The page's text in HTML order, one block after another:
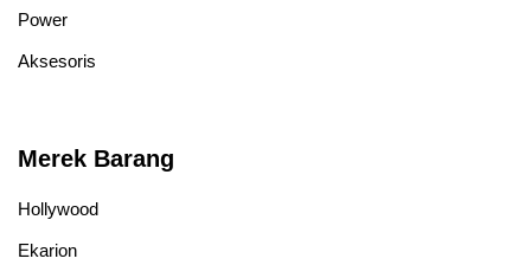
Power
Aksesoris
Merek Barang
Hollywood
Ekarion